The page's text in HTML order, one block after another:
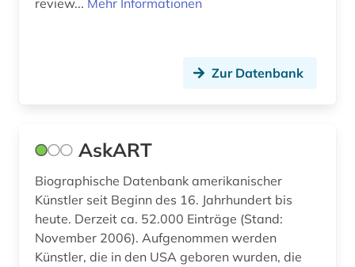
biografin (1)
biographie (136)
biographie 1750-1850 (1)
biographie 1815-1950 (1)
Spanien (4)
Suedamerika (3)
Suedasien (3)
Suedostasien (1)
review... Mehr Informationen
Zur Datenbank
AskART
Biographische Datenbank amerikanischer
Künstler seit Beginn des 16. Jahrhundert bis
heute. Derzeit ca. 52.000 Einträge (Stand:
November 2006). Aufgenommen werden
Künstler, die in den USA geboren wurden, die